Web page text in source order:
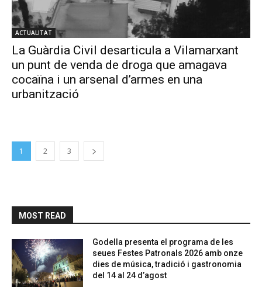
ACTUALITAT
La Guàrdia Civil desarticula a Vilamarxant
un punt de venda de droga que amagava
cocaïna i un arsenal d’armes en una
urbanització
1 2 3
MOST READ
Godella presenta el programa de les
seues Festes Patronals 2026 amb onze
dies de música, tradició i gastronomia
del 14 al 24 d’agost